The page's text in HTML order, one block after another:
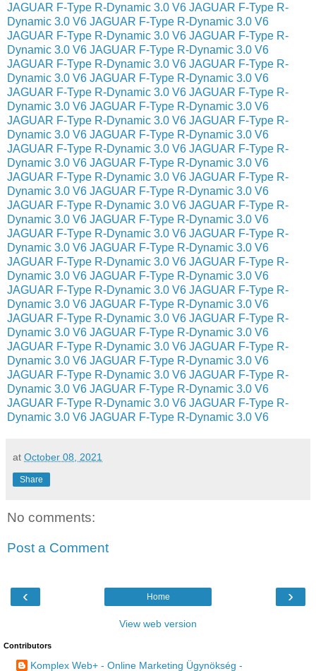
JAGUAR F-Type R-Dynamic 3.0 V6 JAGUAR F-Type R-
Dynamic 3.0 V6 JAGUAR F-Type R-Dynamic 3.0 V6
JAGUAR F-Type R-Dynamic 3.0 V6 JAGUAR F-Type R-
Dynamic 3.0 V6 JAGUAR F-Type R-Dynamic 3.0 V6
JAGUAR F-Type R-Dynamic 3.0 V6 JAGUAR F-Type R-
Dynamic 3.0 V6 JAGUAR F-Type R-Dynamic 3.0 V6
JAGUAR F-Type R-Dynamic 3.0 V6 JAGUAR F-Type R-
Dynamic 3.0 V6 JAGUAR F-Type R-Dynamic 3.0 V6
JAGUAR F-Type R-Dynamic 3.0 V6 JAGUAR F-Type R-
Dynamic 3.0 V6 JAGUAR F-Type R-Dynamic 3.0 V6
JAGUAR F-Type R-Dynamic 3.0 V6 JAGUAR F-Type R-
Dynamic 3.0 V6 JAGUAR F-Type R-Dynamic 3.0 V6
JAGUAR F-Type R-Dynamic 3.0 V6 JAGUAR F-Type R-
Dynamic 3.0 V6 JAGUAR F-Type R-Dynamic 3.0 V6
JAGUAR F-Type R-Dynamic 3.0 V6 JAGUAR F-Type R-
Dynamic 3.0 V6 JAGUAR F-Type R-Dynamic 3.0 V6
JAGUAR F-Type R-Dynamic 3.0 V6 JAGUAR F-Type R-
Dynamic 3.0 V6 JAGUAR F-Type R-Dynamic 3.0 V6
JAGUAR F-Type R-Dynamic 3.0 V6 JAGUAR F-Type R-
Dynamic 3.0 V6 JAGUAR F-Type R-Dynamic 3.0 V6
JAGUAR F-Type R-Dynamic 3.0 V6 JAGUAR F-Type R-
Dynamic 3.0 V6 JAGUAR F-Type R-Dynamic 3.0 V6
JAGUAR F-Type R-Dynamic 3.0 V6 JAGUAR F-Type R-
Dynamic 3.0 V6 JAGUAR F-Type R-Dynamic 3.0 V6
JAGUAR F-Type R-Dynamic 3.0 V6 JAGUAR F-Type R-
Dynamic 3.0 V6 JAGUAR F-Type R-Dynamic 3.0 V6
JAGUAR F-Type R-Dynamic 3.0 V6 JAGUAR F-Type R-
Dynamic 3.0 V6 JAGUAR F-Type R-Dynamic 3.0 V6
JAGUAR F-Type R-Dynamic 3.0 V6 JAGUAR F-Type R-
Dynamic 3.0 V6 JAGUAR F-Type R-Dynamic 3.0 V6
at October 08, 2021
Share
No comments:
Post a Comment
‹ ›
Home
View web version
Contributors
Komplex Web+ - Online Marketing Ügynökség -